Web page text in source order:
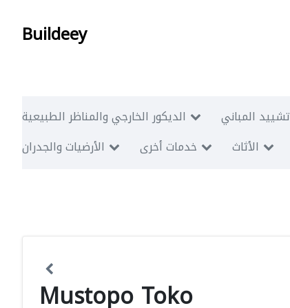
Buildeey
الديكور الخارجي والمناظر الطبيعية تشييد المباني
الأرضيات والجدران
خدمات أخرى الأثاث
Mustopo Toko